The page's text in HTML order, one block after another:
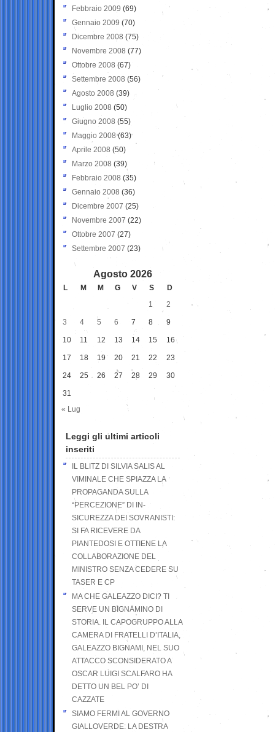
Febbraio 2009 (69)
Gennaio 2009 (70)
Dicembre 2008 (75)
Novembre 2008 (77)
Ottobre 2008 (67)
Settembre 2008 (56)
Agosto 2008 (39)
Luglio 2008 (50)
Giugno 2008 (55)
Maggio 2008(63)
Aprile 2008 (50)
Marzo 2008 (39)
Febbraio 2008 (35)
Gennaio 2008 (36)
Dicembre 2007 (25)
Novembre 2007 (22)
Ottobre 2007 (27)
Settembre 2007 (23)
Agosto 2026
L M M G V S
D
1
2
3 4 5 6 7 8 9
10 11 12 13 14 15 16
17 18 19 20 21 22 23
24 25 26 27 28 29 30
31
« Lug
Leggi gli ultimi articoli
inseriti
IL BLITZ DI SILVIA SALIS AL
VIMINALE CHE SPIAZZA LA
PROPAGANDA SULLA
“PERCEZIONE” DI IN-
SICUREZZA DEI SOVRANISTI:
SI FA RICEVERE DA
PIANTEDOSI E OTTIENE LA
COLLABORAZIONE DEL
MINISTRO SENZA CEDERE SU
TASER E CP
MA CHE GALEAZZO DICI? TI
SERVE UN BIGNAMINO DI
STORIA. IL CAPOGRUPPO ALLA
CAMERA DI FRATELLI D’ITALIA,
GALEAZZO BIGNAMI, NEL SUO
ATTACCO SCONSIDERATO A
OSCAR LUIGI SCALFARO HA
DETTO UN BEL PO’ DI
CAZZATE
SIAMO FERMI AL GOVERNO
GIALLOVERDE: LA DESTRA